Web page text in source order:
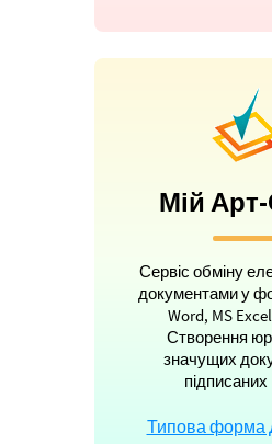
Мій
Сервіс обміну
документами у
Word, MS
Створення
значущих
Типова форма